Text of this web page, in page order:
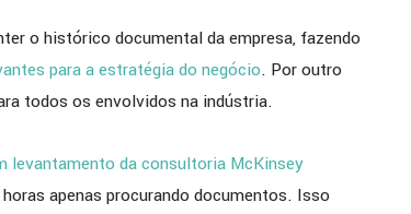
o histórico documental da empresa, fazendo
para a estratégia do negócio. Por outro
todos os envolvidos na indústria.
levantamento da consultoria McKinsey
apenas procurando documentos. Isso